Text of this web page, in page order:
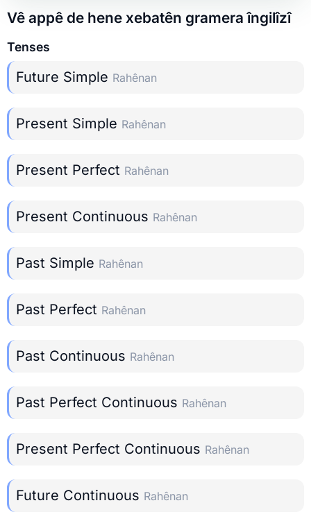
Vê appê de hene xebatên gramera îngilîzî
Tenses
Future Simple Rahênan
Present Simple Rahênan
Present Perfect Rahênan
Present Continuous Rahênan
Past Simple Rahênan
Past Perfect Rahênan
Past Continuous Rahênan
Past Perfect Continuous Rahênan
Present Perfect Continuous Rahênan
Future Continuous Rahênan